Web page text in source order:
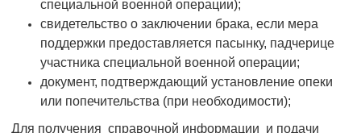
специальной военной операции);
свидетельство о заключении брака, если мера
поддержки предоставляется пасынку, падчерице
участника специальной военной операции;
документ, подтверждающий установление опеки
или попечительства (при необходимости);
Для получения справочной информации и подачи